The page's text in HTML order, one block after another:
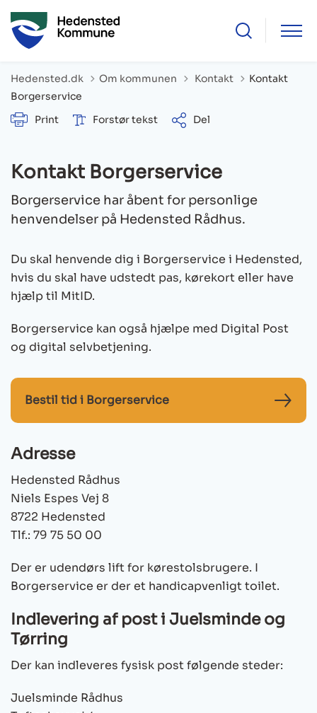
Hedensted.dk Om kommunen Tilbage til
Kontakt
Kontakt
Borgerservice
Print
Forstør tekst Del
Kontakt Borgerservice
Borgerservice har åbent for personlige
henvendelser på Hedensted Rådhus.
Du skal henvende dig i Borgerservice i Hedensted,
hvis du skal have udstedt pas, kørekort eller have
hjælp til MitID.
Borgerservice kan også hjælpe med Digital Post
og digital selvbetjening.
Bestil tid i Borgerservice
Adresse
Hedensted Rådhus
Niels Espes Vej 8
8722 Hedensted
Tlf.: 79 75 50 00
Der er udendørs lift for kørestolsbrugere. I
Borgerservice er der et handicapvenligt toilet.
Indlevering af post i Juelsminde og
Tørring
Der kan indleveres fysisk post følgende steder:
Juelsminde Rådhus